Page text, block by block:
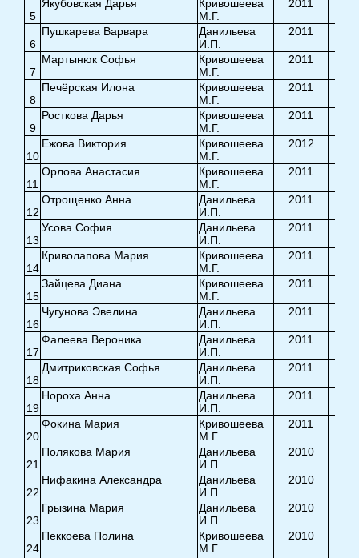
5
Якубовская Дарья
Кривошеева
М.Г.
2011
6
Пушкарева Варвара
Данильева
И.П.
2011
7
Мартынюк Софья
Кривошеева
М.Г.
2011
8
Печёрская Илона
Кривошеева
М.Г.
2011
9
Росткова Дарья
Кривошеева
М.Г.
2011
10
Ежова Виктория
Кривошеева
М.Г.
2012
11
Орлова Анастасия
Кривошеева
М.Г.
2011
12
Отрощенко Анна
Данильева
И.П.
2011
13
Усова София
Данильева
И.П.
2011
14
Криволапова Мария
Кривошеева
М.Г.
2011
15
Зайцева Диана
Кривошеева
М.Г.
2011
16
Чугунова Эвелина
Данильева
И.П.
2011
17
Фалеева Вероника
Данильева
И.П.
2011
18
Дмитриковская Софья
Данильева
И.П.
2011
19
Нороха Анна
Данильева
И.П.
2011
20
Фокина Мария
Кривошеева
М.Г.
2011
21
Полякова Мария
Данильева
И.П.
2010
22
Нифакина Александра
Данильева
И.П.
2010
23
Грызина Мария
Данильева
И.П.
2010
24
Пеккоева Полина
Кривошеева
М.Г.
2010